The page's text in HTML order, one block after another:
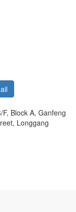
Block A, Ganfeng
Longgang